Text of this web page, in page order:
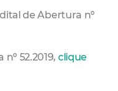
de Abertura nº
52.2019, clique